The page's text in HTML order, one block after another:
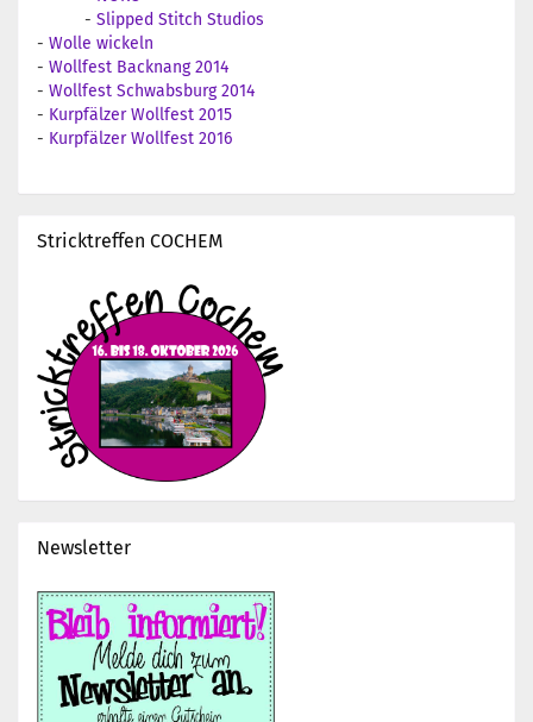
- Slipped Stitch Studios
- Wolle wickeln
- Wollfest Backnang 2014
- Wollfest Schwabsburg 2014
- Kurpfälzer Wollfest 2015
- Kurpfälzer Wollfest 2016
Stricktreffen COCHEM
Newsletter